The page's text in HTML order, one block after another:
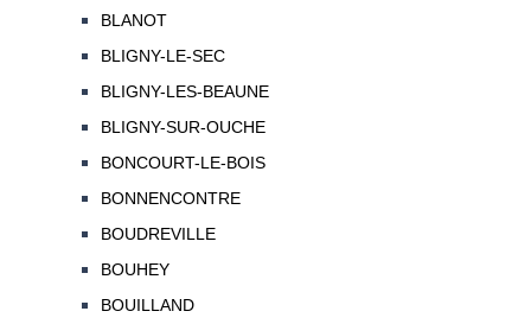
BLANOT
BLIGNY-LE-SEC
BLIGNY-LES-BEAUNE
BLIGNY-SUR-OUCHE
BONCOURT-LE-BOIS
BONNENCONTRE
BOUDREVILLE
BOUHEY
BOUILLAND